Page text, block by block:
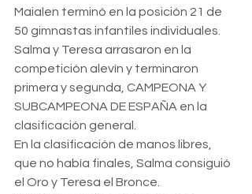
Maialen terminó en la posición 21 de
50 gimnastas infantiles individuales.
Salma y Teresa arrasaron en la
competición alevín y terminaron
primera y segunda, CAMPEONA Y
SUBCAMPEONA DE ESPAÑA en la
clasificación general.
En la clasificación de manos libres,
que no había finales, Salma consiguió
el Oro y Teresa el Bronce.